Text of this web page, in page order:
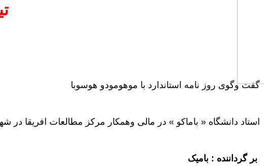
گفت وگوی روز نامه استاندارد با موهومودو هوسوبا
استاد دانشگاه « باماکو » در مالی وهمکار مرکز مطالعات افریقا در
بر گرداننده : بامیک